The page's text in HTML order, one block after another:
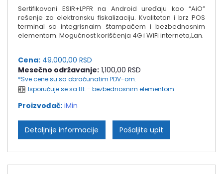
Sertifikovani ESIR+LPFR na Android uređaju kao “AiO”
rešenje za elektronsku fiskalizaciju. Kvalitetan i brz POS
terminal sa integrisnaim štampačem i bezbednosnim
elementom. Mogućnost korišćenja 4G i WiFi interneta,Lan.
Cena: 49.000,00 RSD
Mesečno održavanje: 1,100,00 RSD
*Sve cene su sa obračunatim PDV-om.
Isporučuje se sa BE - bezbednosnim elementom
Proizvođač: iMin
Detaljnije informacije Pošaljite upit